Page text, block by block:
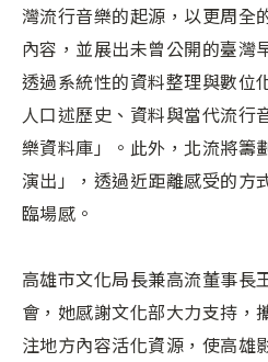
灣流行音樂的起源，以更周全
內容，並展出未曾公開的臺灣
透過系統性的資料整理與數位
人口述歷史、資料與當代流行
樂資料庫」。此外，北流將籌
演出」，透過近距離感受的方
臨場感。
高雄市文化局長兼高流董事長
會，她感謝文化部大力支持，
注地方內容活化資源，使高雄